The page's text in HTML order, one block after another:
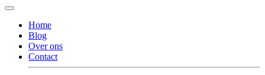
Home
Blog
Over ons
Contact